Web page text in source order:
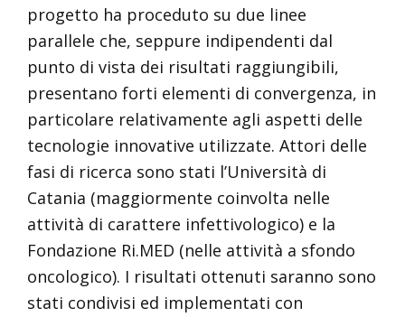
progetto ha proceduto su due linee
parallele che, seppure indipendenti dal
punto di vista dei risultati raggiungibili,
presentano forti elementi di convergenza, in
particolare relativamente agli aspetti delle
tecnologie innovative utilizzate. Attori delle
fasi di ricerca sono stati l’Università di
Catania (maggiormente coinvolta nelle
attività di carattere infettivologico) e la
Fondazione Ri.MED (nelle attività a sfondo
oncologico). I risultati ottenuti saranno sono
stati condivisi ed implementati con